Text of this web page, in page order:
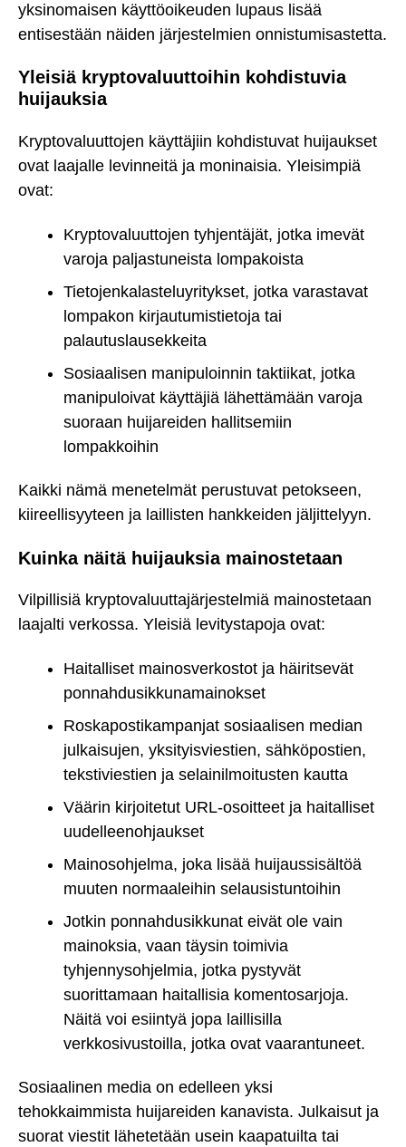
yksinomaisen käyttöoikeuden lupaus lisää
entisestään näiden järjestelmien onnistumisastetta.
Yleisiä kryptovaluuttoihin kohdistuvia
huijauksia
Kryptovaluuttojen käyttäjiin kohdistuvat huijaukset
ovat laajalle levinneitä ja moninaisia. Yleisimpiä
ovat:
Kryptovaluuttojen tyhjentäjät, jotka imevät
varoja paljastuneista lompakoista
Tietojenkalasteluyritykset, jotka varastavat
lompakon kirjautumistietoja tai
palautuslausekkeita
Sosiaalisen manipuloinnin taktiikat, jotka
manipuloivat käyttäjiä lähettämään varoja
suoraan huijareiden hallitsemiin
lompakkoihin
Kaikki nämä menetelmät perustuvat petokseen,
kiireellisyyteen ja laillisten hankkeiden jäljittelyyn.
Kuinka näitä huijauksia mainostetaan
Vilpillisiä kryptovaluuttajärjestelmiä mainostetaan
laajalti verkossa. Yleisiä levitystapoja ovat:
Haitalliset mainosverkostot ja häiritsevät
ponnahdusikkunamainokset
Roskapostikampanjat sosiaalisen median
julkaisujen, yksityisviestien, sähköpostien,
tekstiviestien ja selainilmoitusten kautta
Väärin kirjoitetut URL-osoitteet ja haitalliset
uudelleenohjaukset
Mainosohjelma, joka lisää huijaussisältöä
muuten normaaleihin selausistuntoihin
Jotkin ponnahdusikkunat eivät ole vain
mainoksia, vaan täysin toimivia
tyhjennysohjelmia, jotka pystyvät
suorittamaan haitallisia komentosarjoja.
Näitä voi esiintyä jopa laillisilla
verkkosivustoilla, jotka ovat vaarantuneet.
Sosiaalinen media on edelleen yksi
tehokkaimmista huijareiden kanavista. Julkaisut ja
suorat viestit lähetetään usein kaapatuilta tai